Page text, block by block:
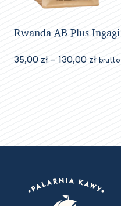
Rwanda AB Plus Ingagi
35,00 zł – 130,00 złZakres
brutto
wybrać